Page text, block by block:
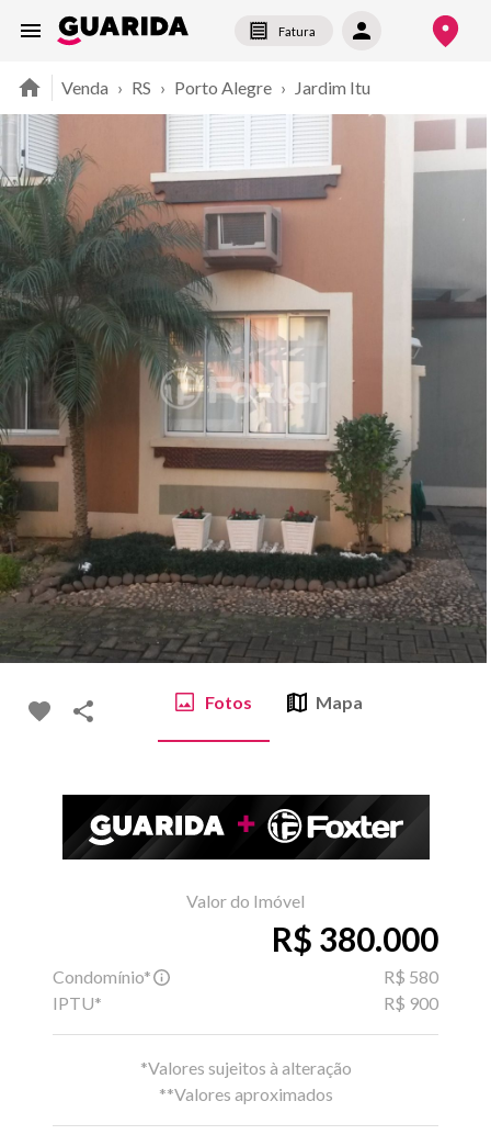
Fatura
Venda › RS › Porto Alegre › Jardim Itu
Fotos Mapa
Valor do Imóvel
R$ 380.000
Condomínio*
R$ 580
IPTU*
R$ 900
*Valores sujeitos à alteração
**Valores aproximados